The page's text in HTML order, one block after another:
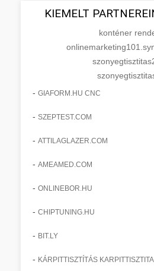
KIEMELT
konténer
- GIAFORM.HU CNC
- SZEPTEST.COM
- ATTILAGLAZER.COM
- AMEAMED.COM
- ONLINEBOR.HU
- CHIPTUNING.HU
- BIT.LY
- KÁRPITTISZTÍTÁS